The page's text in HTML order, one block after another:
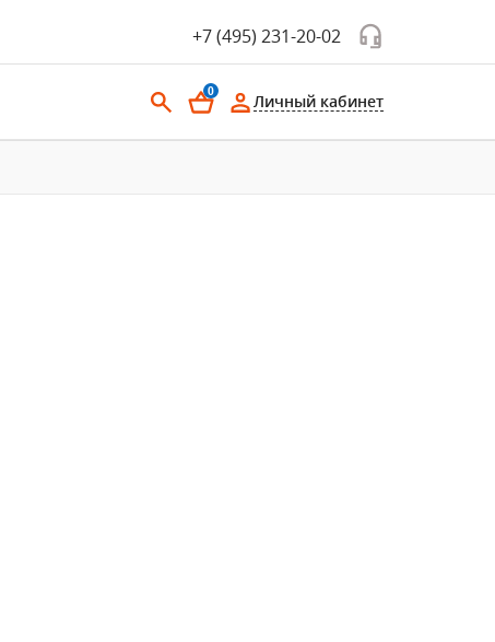
+7 (495) 231-20-02
0 Личный кабинет